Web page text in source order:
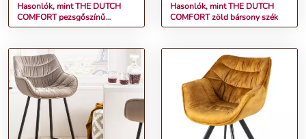
Hasonlók, mint THE DUTCH
COMFORT pezsgőszínű
bársony szék
Hasonlók, mint THE DUTCH
COMFORT zöld bársony szék